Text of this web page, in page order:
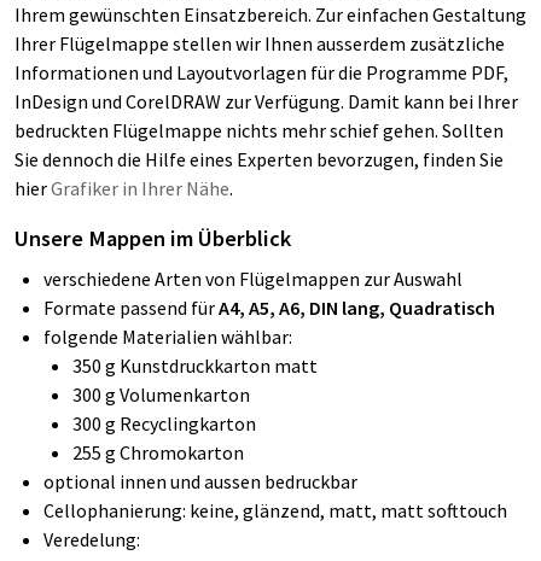
Ihrem gewünschten Einsatzbereich. Zur einfachen Gestaltung
Ihrer Flügelmappe stellen wir Ihnen ausserdem zusätzliche
Informationen und Layoutvorlagen für die Programme PDF,
InDesign und CorelDRAW zur Verfügung. Damit kann bei Ihrer
bedruckten Flügelmappe nichts mehr schief gehen. Sollten
Sie dennoch die Hilfe eines Experten bevorzugen, finden Sie
hierGrafiker in Ihrer Nähe.
Unsere Mappen im Überblick
verschiedene Arten von Flügelmappen zur Auswahl
Formate passend fürA4, A5, A6, DIN lang, Quadratisch
folgende Materialien wählbar:
350 g Kunstdruckkarton matt
300 g Volumenkarton
300 g Recyclingkarton
255 g Chromokarton
optional innen und aussen bedruckbar
Cellophanierung: keine, glänzend, matt, matt softtouch
Veredelung: